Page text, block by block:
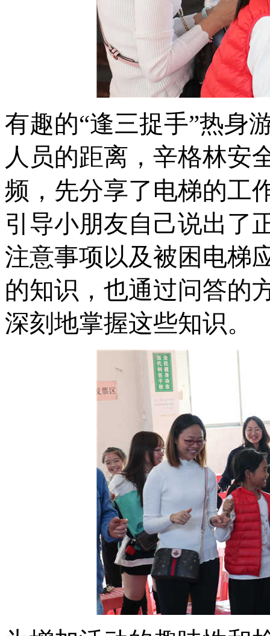
有趣的“逢三捉手”热身
人员的距离，辛格林安
频，先分享了电梯的工
引导小朋友自己说出了
注意事项以及被困电梯
的知识，也通过问答的
深刻地掌握这些知识。